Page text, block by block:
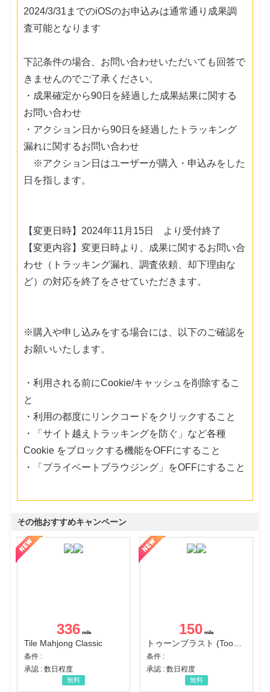
2024/3/31までのiOSのお申込みは通常通り成果調
査可能となります
下記条件の場合、お問い合わせいただいても回答で
きませんのでご了承ください。
・成果確定から90日を経過した成果結果に関する
お問い合わせ
・アクション日から90日を経過したトラッキング
漏れに関するお問い合わせ
※アクション日はユーザーが購入・申込みをした
日を指します。
【変更日時】2024年11月15日 より受付終了
【変更内容】変更日時より、成果に関するお問い合
わせ（トラッキング漏れ、調査依頼、却下理由な
ど）の対応を終了をさせていただきます。
※購入や申し込みをする場合には、以下のご確認を
お願いいたします。
・利用される前にCookie/キャッシュを削除するこ
と
・利用の都度にリンクコードをクリックすること
・「サイト越えトラッキングを防ぐ」など各種
Cookie をブロックする機能をOFFにすること
・「プライベートブラウジング」をOFFにすること
その他おすすめキャンペーン
336
Tile Mahjong Classic
条件 :
承認 : 数日程度
無料
150
トゥーンブラスト (Toon Blast)
条件 :
承認 : 数日程度
無料